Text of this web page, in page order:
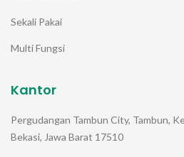
Sekali Pakai
Multi Fungsi
Kantor
Pergudangan Tambun City, Tambun,
Bekasi, Jawa Barat 17510